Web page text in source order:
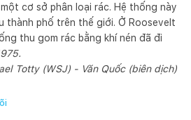
cơ sở phân loại rác. Hệ thống này
thành phố trên thế giới. Ở Roosevelt
thu gom rác bằng khí nén đã đi
Totty (WSJ) - Văn Quốc (biên dịch)